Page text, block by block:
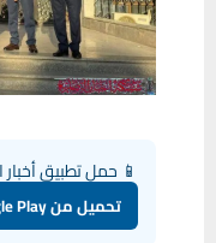
📱 حمل تطبيق
تحميل من Google Play